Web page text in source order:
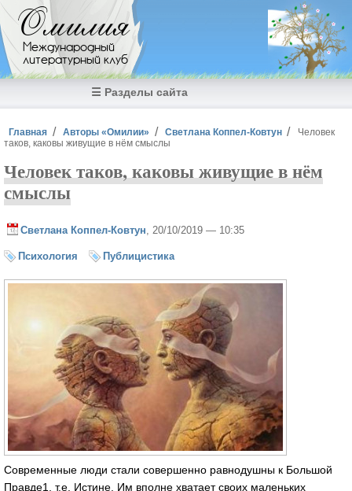
Перейти к основному содержанию
Омилия
Международный
литературный клуб
☰ Разделы сайта
Вы здесь
Главная Авторы «Омилии» Светлана Коппел-Ковтун
Человек
таков, каковы живущие в нём смыслы
Человек таков, каковы живущие в нём
смыслы
Светлана Коппел-Ковтун , 20/10/2019 — 10:35
Психология Публицистика
Современные люди стали совершенно равнодушны к Большой
Правде1, т.е. Истине. Им вполне хватает своих маленьких